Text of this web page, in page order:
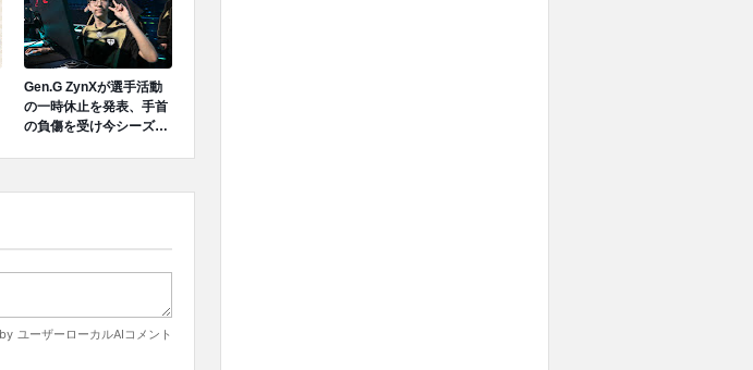
Gen.G ZynXが選手活動
の一時休止を発表、手首
の負傷を受け今シーズン